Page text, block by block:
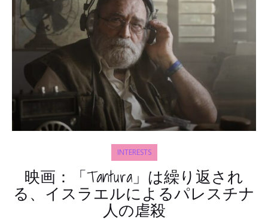
INTERESTS
映画：「Tantura」は繰り返され
る、イスラエルによるパレスチナ
人の虐殺